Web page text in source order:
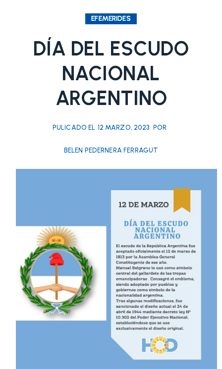
EFEMERIDES
DÍA DEL ESCUDO
NACIONAL
ARGENTINO
PULICADO EL 12 MARZO, 2023 POR
BELEN PEDERNERA FERRAGUT